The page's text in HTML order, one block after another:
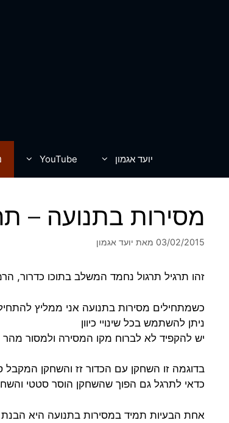
יועד אגמון YouTube
מסירות בתנועה –
03/02/2015 מאת יועד אגמון
זהו תרגיל תרגול נחמד המשלב בתוכו כדרור,
כשמתחילים מסירות בתנועה אני ממליץ
ניתן להשתמש בכל שינויי כיוון
יש להקפיד לא לברוח מקו המסירה ולמסור
בדוגמה זו השחקן עם הכדור זז והשחקן המקבל
כדאי לתרגל גם הפוך שהשחקן הוסר סטטי
אחת הבעיות תמיד במסירות בתנועה היא הבנת